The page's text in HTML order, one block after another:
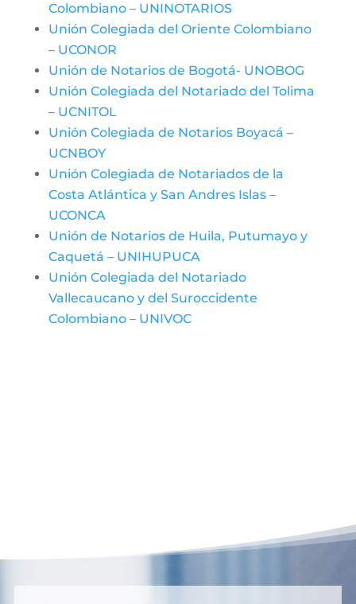
Colombiano – UNINOTARIOS
Unión Colegiada del Oriente Colombiano
– UCONOR
Unión de Notarios de Bogotá- UNOBOG
Unión Colegiada del Notariado del Tolima
– UCNITOL
Unión Colegiada de Notarios Boyacá –
UCNBOY
Unión Colegiada de Notariados de la
Costa Atlántica y San Andres Islas –
UCONCA
Unión de Notarios de Huila, Putumayo y
Caquetá – UNIHUPUCA
Unión Colegiada del Notariado
Vallecaucano y del Suroccidente
Colombiano – UNIVOC